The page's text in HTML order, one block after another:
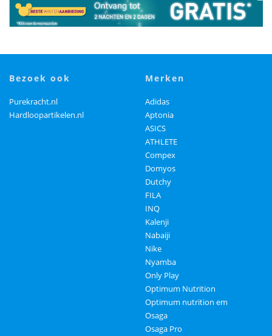
bezoek ook
Purekracht.nl
Hardloopartikelen.nl
merken
Adidas
Aptonia
ASICS
ATHLETE
Compex
Domyos
Dutchy
FILA
INQ
Kalenji
Nabaiji
Nike
Nyamba
Only Play
Optimum Nutrition
Optimum nutrition em
Osaga
Osaga Pro